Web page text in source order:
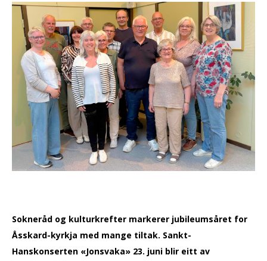
UTLEIGE
Sokneråd og kulturkrefter markerer jubileumsåret for
Åsskard-kyrkja med mange tiltak. Sankt-
Hanskonserten «Jonsvaka» 23. juni blir eitt av